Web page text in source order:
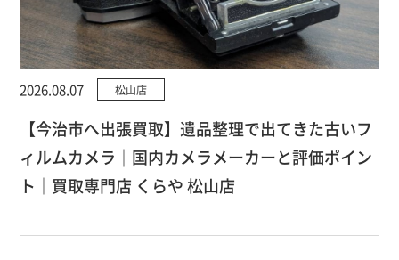
2026.08.07 松山店
【今治市へ出張買取】遺品整理で出てきた古いフ
ィルムカメラ｜国内カメラメーカーと評価ポイン
ト｜買取専門店 くらや 松山店